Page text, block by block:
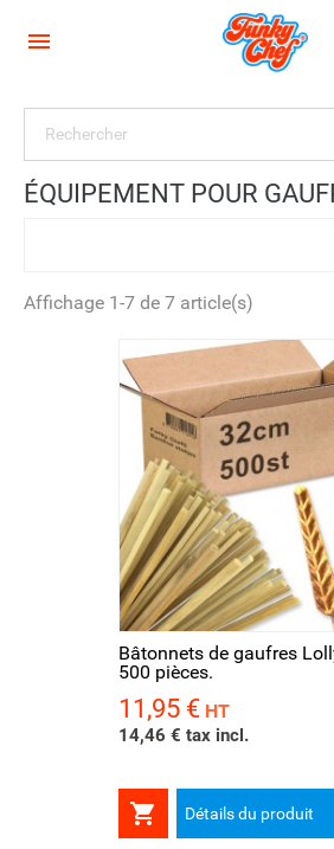

ÉQUIPEMENT POUR
Affichage 1-7 de 7 article(s)
Bâtonnets de gaufres
500 pièces.
Prix
11,95 € HT
14,46 € tax incl.
 Détails du produit